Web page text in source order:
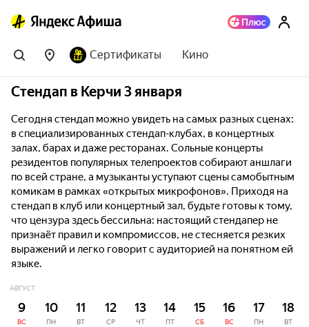
Сертификаты Кино
Стендап в Керчи 3 января
Сегодня стендап можно увидеть на самых разных сценах:
в специализированных стендап-клубах, в концертных
залах, барах и даже ресторанах. Сольные концерты
резидентов популярных телепроектов собирают аншлаги
по всей стране, а музыканты уступают сцены самобытным
комикам в рамках «открытых микрофонов». Приходя на
стендап в клуб или концертный зал, будьте готовы к тому,
что цензура здесь бессильна: настоящий стендапер не
признаёт правил и компромиссов, не стесняется резких
выражений и легко говорит с аудиторией на понятном ей
языке.
АВГУСТ
9
ВС
10
ПН
11
ВТ
12
СР
13
ЧТ
14
ПТ
15
СБ
16
ВС
17
ПН
18
ВТ